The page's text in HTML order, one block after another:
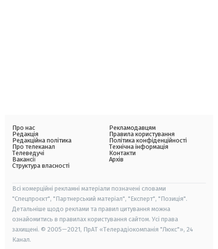
Про нас
Редакція
Редакційна політика
Про телеканал
Телеведучі
Вакансії
Структура власності
Рекламодавцям
Правила користування
Політика конфіденційності
Технічна інформація
Контакти
Архів
Всі комерційні рекламні матеріали позначені словами
"Спецпроєкт", "Партнерський матеріал", "Експерт", "Позиція".
Детальніше щодо реклами та правил цитування можна
ознайомитись в правилах користування сайтом. Усі права
захищені. © 2005—2021, ПрАТ «Телерадіокомпанія "Люкс"», 24
Канал.